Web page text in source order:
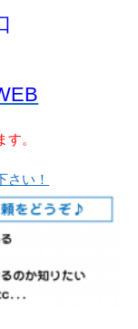
。
さい！